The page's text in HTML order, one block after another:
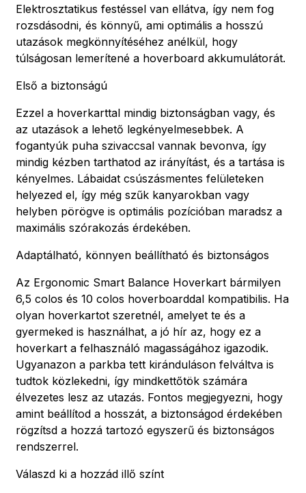
Elektrosztatikus festéssel van ellátva, így nem fog
rozsdásodni, és könnyű, ami optimális a hosszú
utazások megkönnyítéséhez anélkül, hogy
túlságosan lemerítené a hoverboard akkumulátorát.
Első a biztonságú
Ezzel a hoverkarttal mindig biztonságban vagy, és
az utazások a lehető legkényelmesebbek. A
fogantyúk puha szivaccsal vannak bevonva, így
mindig kézben tarthatod az irányítást, és a tartása is
kényelmes. Lábaidat csúszásmentes felületeken
helyezed el, így még szűk kanyarokban vagy
helyben pörögve is optimális pozícióban maradsz a
maximális szórakozás érdekében.
Adaptálható, könnyen beállítható és biztonságos
Az Ergonomic Smart Balance Hoverkart bármilyen
6,5 colos és 10 colos hoverboarddal kompatibilis. Ha
olyan hoverkartot szeretnél, amelyet te és a
gyermeked is használhat, a jó hír az, hogy ez a
hoverkart a felhasználó magasságához igazodik.
Ugyanazon a parkba tett kiránduláson felváltva is
tudtok közlekedni, így mindkettőtök számára
élvezetes lesz az utazás. Fontos megjegyezni, hogy
amint beállítod a hosszát, a biztonságod érdekében
rögzítsd a hozzá tartozó egyszerű és biztonságos
rendszerrel.
Válaszd ki a hozzád illő színt